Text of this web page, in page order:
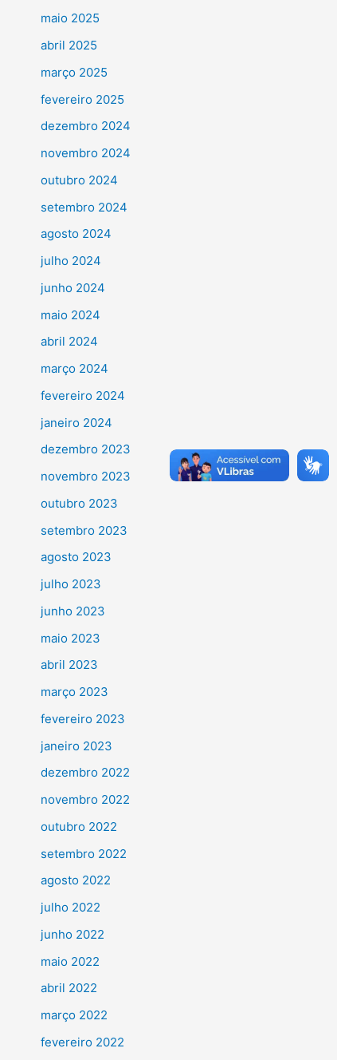
maio 2025
abril 2025
março 2025
fevereiro 2025
dezembro 2024
novembro 2024
outubro 2024
setembro 2024
agosto 2024
julho 2024
junho 2024
maio 2024
abril 2024
março 2024
fevereiro 2024
janeiro 2024
dezembro 2023
novembro 2023
outubro 2023
setembro 2023
agosto 2023
julho 2023
junho 2023
maio 2023
abril 2023
março 2023
fevereiro 2023
janeiro 2023
dezembro 2022
novembro 2022
outubro 2022
setembro 2022
agosto 2022
julho 2022
junho 2022
maio 2022
abril 2022
março 2022
fevereiro 2022